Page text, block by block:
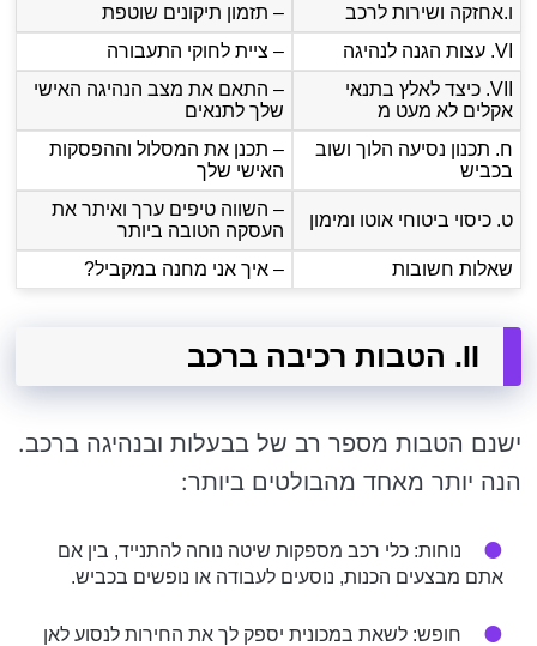
ו.אחזקה ושירות לרכב
– תזמון תיקונים שוטפת
VI. עצות הגנה לנהיגה
– ציית לחוקי התעבורה
VII. כיצד לאלץ בתנאי
אקלים לא מעט מ
– התאם את מצב הנהיגה האישי
שלך לתנאים
ח. תכנון נסיעה הלוך ושוב
בכביש
– תכנן את המסלול וההפסקות
האישי שלך
ט. כיסוי ביטוחי אוטו ומימון
– השווה טיפים ערך ואיתר את
העסקה הטובה ביותר
שאלות חשובות
– איך אני מחנה במקביל?
II. הטבות רכיבה ברכב
ישנם הטבות מספר רב של בבעלות ובנהיגה ברכב.
הנה יותר מאחד מהבולטים ביותר:
נוחות: כלי רכב מספקות שיטה נוחה להתנייד, בין אם
אתם מבצעים הכנות, נוסעים לעבודה או נופשים בכביש.
חופש: לשאת במכונית יספק לך את החירות לנסוע לאן